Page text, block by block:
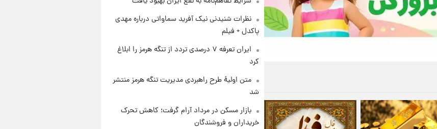
نظرات شنیدنی نیک آفرید سماواتی درباره مهدی
پاکدل + فیلم
ایران تعرفه ۷ درصدی تردد از تنگه هرمز را ابلاغ
کرد
متن اولیۀ طرح راهبردی مدیریت تنگه هرمز منتشر
شد
بازار مسکن در مرداد آرام گرفت؛ کاهش تحرک
خریداران و فروشندگان